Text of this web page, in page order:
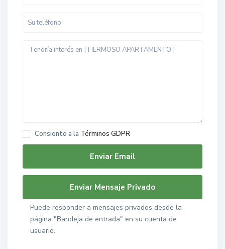
Consiento a la Términos GDPR
Puede responder a mensajes privados desde la
página "Bandeja de entrada" en su cuenta de
usuario.